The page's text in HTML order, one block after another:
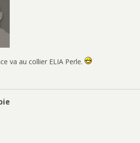
va au collier ELIA Perle.